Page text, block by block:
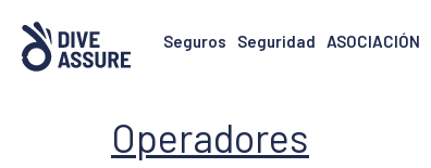
Seguros Seguridad ASOCIACIÓN
Operadores